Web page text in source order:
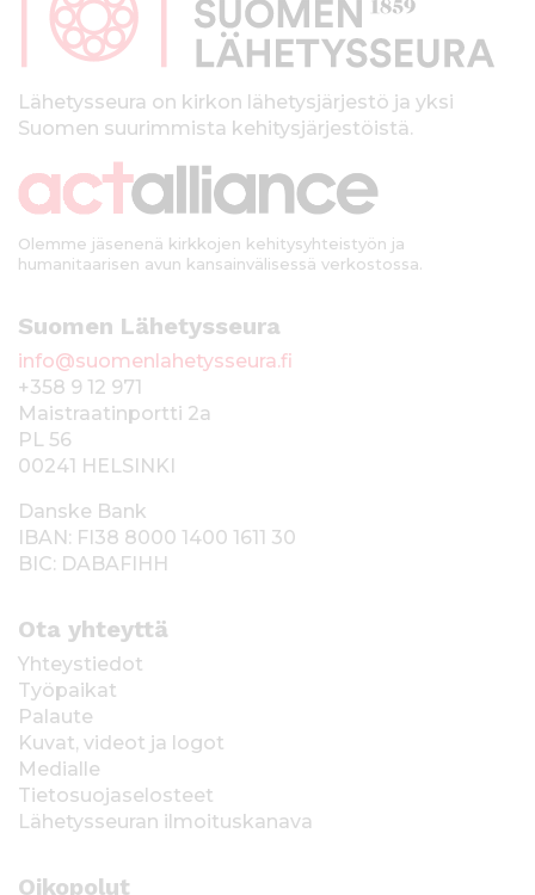
kLähetysseura on kirkon lähetysjärjestö ja yksi
Suomen suurimmista kehitysjärjestöistä.
Olemme jäsenenä kirkkojen kehitysyhteistyön ja
humanitaarisen avun kansainvälisessä verkostossa.
Suomen Lähetysseura
info@suomenlahetysseura.fi
+358 9 12 971
Maistraatinportti 2a
PL 56
00241 HELSINKI
Danske Bank
IBAN: FI38 8000 1400 1611 30
BIC: DABAFIHH
Ota yhteyttä
Yhteystiedot
Työpaikat
Palaute
Kuvat, videot ja logot
Medialle
Tietosuojaselosteet
Lähetysseuran ilmoituskanava
Oikopolut